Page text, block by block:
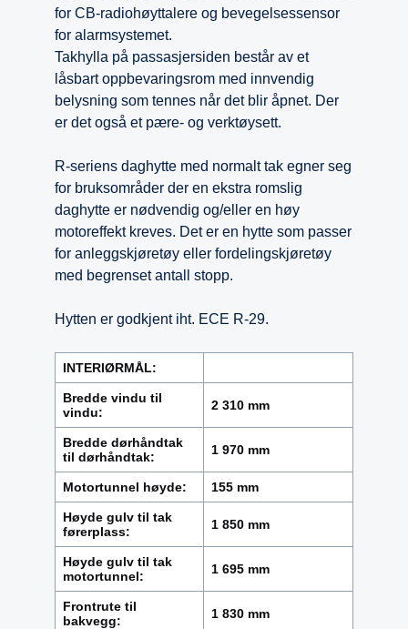
for CB-radiohøyttalere og bevegelsessensor
for alarmsystemet.
Takhylla på passasjersiden består av et
låsbart oppbevaringsrom med innvendig
belysning som tennes når det blir åpnet. Der
er det også et pære- og verktøysett.
R-seriens daghytte med normalt tak egner seg
for bruksområder der en ekstra romslig
daghytte er nødvendig og/eller en høy
motoreffekt kreves. Det er en hytte som passer
for anleggskjøretøy eller fordelingskjøretøy
med begrenset antall stopp.
Hytten er godkjent iht. ECE R-29.
INTERIØRMÅL:
Bredde vindu til
vindu:
2 310 mm
Bredde dørhåndtak
til dørhåndtak:
1 970 mm
Motortunnel høyde: 155 mm
Høyde gulv til tak
førerplass:
1 850 mm
Høyde gulv til tak
motortunnel:
1 695 mm
Frontrute til
bakvegg:
1 830 mm